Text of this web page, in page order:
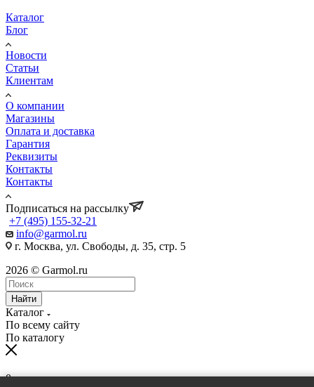
Каталог
Блог
Новости
Статьи
Клиентам
О компании
Магазины
Оплата и доставка
Гарантия
Реквизиты
Контакты
Контакты
Подписаться на рассылку
+7 (495) 155-32-21
info@garmol.ru
г. Москва, ул. Свободы, д. 35, стр. 5
2026 © Garmol.ru
Найти
Каталог
По всему сайту
По каталогу
0